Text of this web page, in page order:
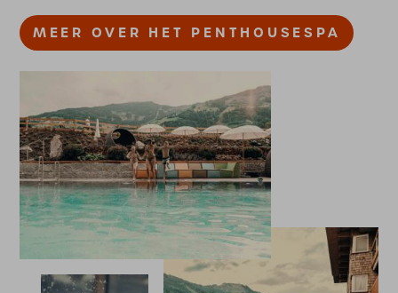
MEER OVER HET PENTHOUSESPA